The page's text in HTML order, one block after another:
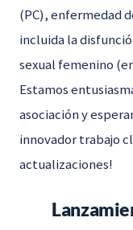
(PC), enfermedad
incluida la
sexual femenino
Estamos
asociación y
innovador trabajo
actualizaciones!